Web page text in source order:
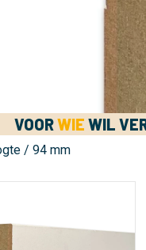
VOORWIE WIL
/ 94 mm